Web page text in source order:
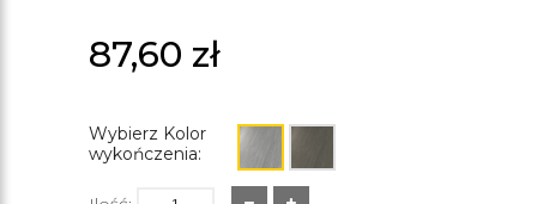
87,60 zł
Wybierz Kolor
wykończenia: